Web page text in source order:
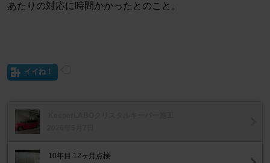
あたりの対応に時間かかったとのこと。
イイね！
10年目 12ヶ月点検